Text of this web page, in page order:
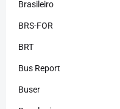
Brasileiro
BRS-FOR
BRT
Bus Report
Buser